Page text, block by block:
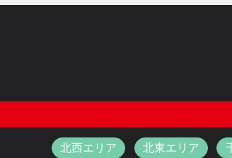
北西エリア 北東エリア